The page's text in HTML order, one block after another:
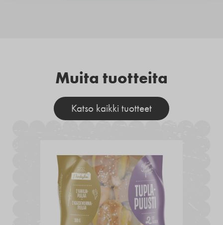
Muita tuotteita
Katso kaikki tuotteet